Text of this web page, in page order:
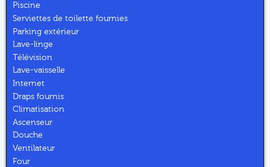
Piscine
Serviettes de toilette fournies
Parking extérieur
Lave-linge
Télévision
Lave-vaisselle
Internet
Draps fournis
Climatisation
Ascenseur
Douche
Ventilateur
Four